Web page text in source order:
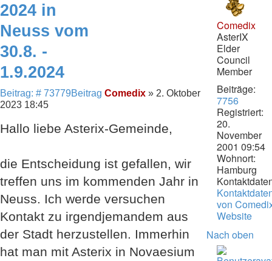
Comedix
AsterIX
Elder
Council
Member
Beiträge:
7756
Registriert:
20.
November
2001 09:54
Wohnort:
Hamburg
von
Website
2024 in
Neuss vom
30.8. -
1.9.2024
Beitrag: # 73779Beitrag Comedix » 2. Oktober
2023 18:45
Hallo liebe Asterix-Gemeinde,
die Entscheidung ist gefallen, wir
treffen uns im kommenden Jahr in
Neuss. Ich werde versuchen
Kontakt zu irgendjemandem aus
der Stadt herzustellen. Immerhin
hat man mit Asterix in Novaesium
Nach oben